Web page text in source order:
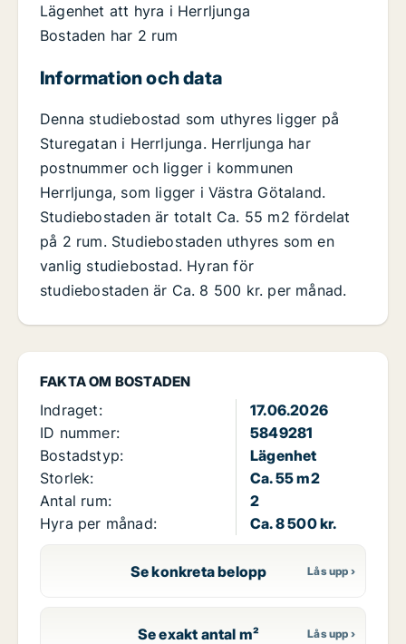
FAKTA OM BOSTADEN
Indraget:
17.06.2026
ID nummer:
5849281
Bostadstyp:
Lägenhet
Storlek:
Ca. 55 m2
Antal rum:
2
Hyra per månad:
Ca. 8 500 kr.
Se konkreta belopp
Se exakt antal m²
Lägenhet att hyra i Herrljunga
Bostaden har 2 rum
Information och data
Denna studiebostad som uthyres ligger på
Sturegatan i Herrljunga. Herrljunga har
postnummer och ligger i kommunen
Herrljunga, som ligger i Västra Götaland.
Studiebostaden är totalt Ca. 55 m2 fördelat
på 2 rum. Studiebostaden uthyres som en
vanlig studiebostad. Hyran för
studiebostaden är Ca. 8 500 kr. per månad.